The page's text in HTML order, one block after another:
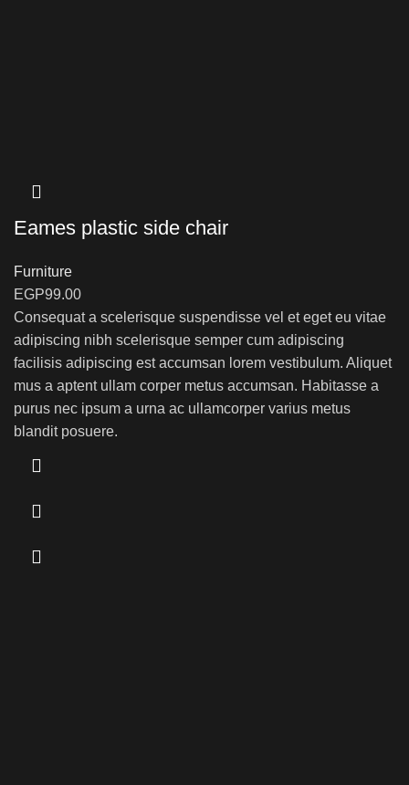
Eames plastic side chair
Furniture
EGP99.00
Consequat a scelerisque suspendisse vel et eget eu vitae
adipiscing nibh scelerisque semper cum adipiscing
facilisis adipiscing est accumsan lorem vestibulum. Aliquet
mus a aptent ullam corper metus accumsan. Habitasse a
purus nec ipsum a urna ac ullamcorper varius metus
blandit posuere.